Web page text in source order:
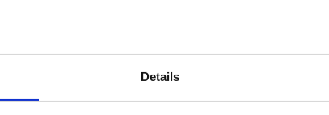
Details
Napoca
de Diagnosticare
cu: